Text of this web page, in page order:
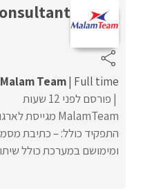
Malam Team Full time
פורסם לפני 12 שעות
התפקיד כולל: – כתיבת
ומימושם במערכת כולל